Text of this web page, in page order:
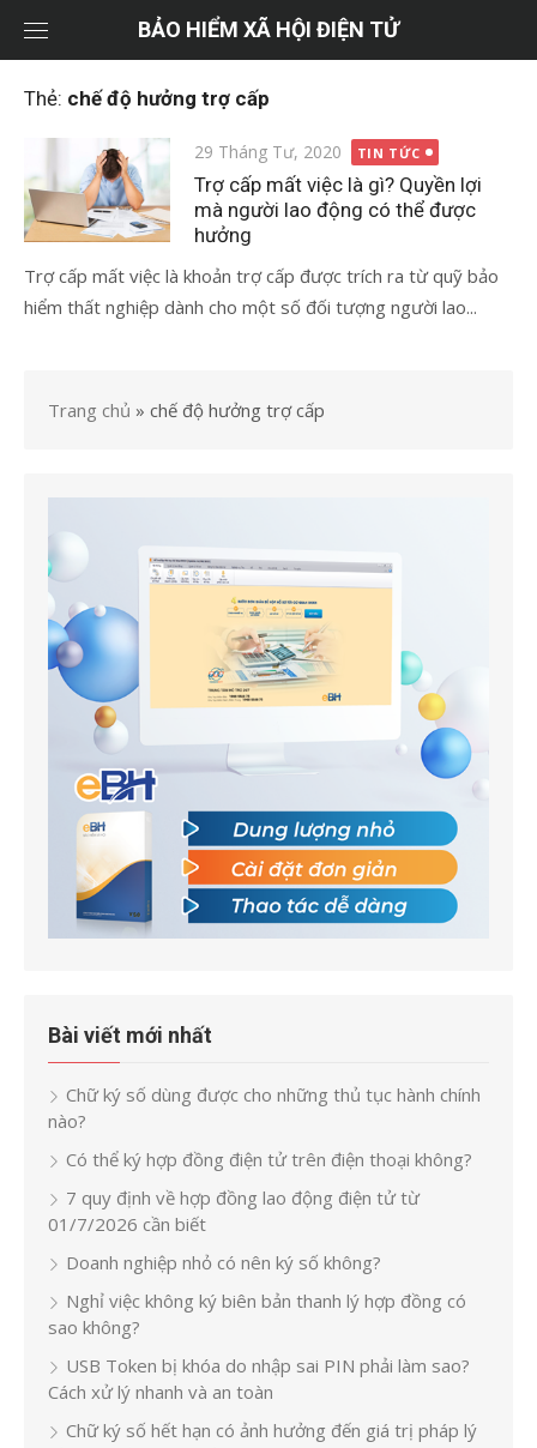
dung
BẢO HIỂM XÃ HỘI ĐIỆN TỬ
Thẻ: chế độ hưởng trợ cấp
Đăng
vào
29 Tháng Tư, 2020 TIN TỨC
Trợ cấp mất việc là gì? Quyền lợi
mà người lao động có thể được
hưởng
Trợ cấp mất việc là khoản trợ cấp được trích ra từ quỹ bảo
hiểm thất nghiệp dành cho một số đối tượng người lao...
Trang chủ » chế độ hưởng trợ cấp
Bài viết mới nhất
Chữ ký số dùng được cho những thủ tục hành chính
nào?
Có thể ký hợp đồng điện tử trên điện thoại không?
7 quy định về hợp đồng lao động điện tử từ
01/7/2026 cần biết
Doanh nghiệp nhỏ có nên ký số không?
Nghỉ việc không ký biên bản thanh lý hợp đồng có
sao không?
USB Token bị khóa do nhập sai PIN phải làm sao?
Cách xử lý nhanh và an toàn
Chữ ký số hết hạn có ảnh hưởng đến giá trị pháp lý